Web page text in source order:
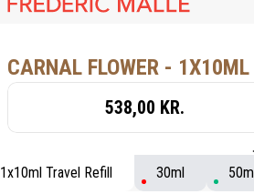
CARNAL FLOWER -
538,00 KR.
1x10ml Travel Refill 30ml